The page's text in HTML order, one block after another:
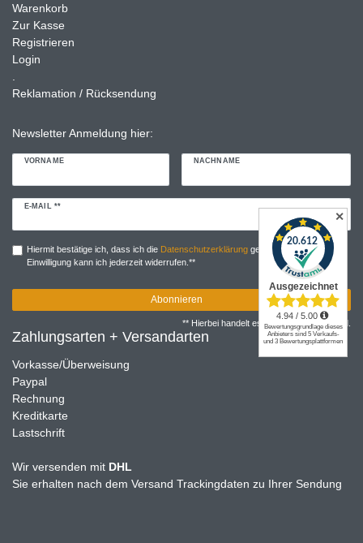
Warenkorb
Zur Kasse
Registrieren
Login
Reklamation / Rücksendung
Newsletter Anmeldung hier:
VORNAME NACHNAME
E-MAIL **
Newsletter
Hiermit bestätige ich, dass ich die Daten­schutz­erklärunggelesen habe. Meine
Einwilligung kann ich jederzeit widerrufen.**
Abonnieren
** Hierbei handelt es sich um ein Pflichtfeld.
Zahlungsarten + Versandarten
Vorkasse/Überweisung
Paypal
Rechnung
Kreditkarte
Lastschrift
Wir versenden mit DHL
Sie erhalten nach dem Versand Trackingdaten zu Ihrer Sendung
✕